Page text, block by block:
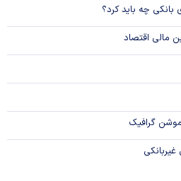
بانکی چه باید کرد؟
مالی اقتصاد
گرافیک